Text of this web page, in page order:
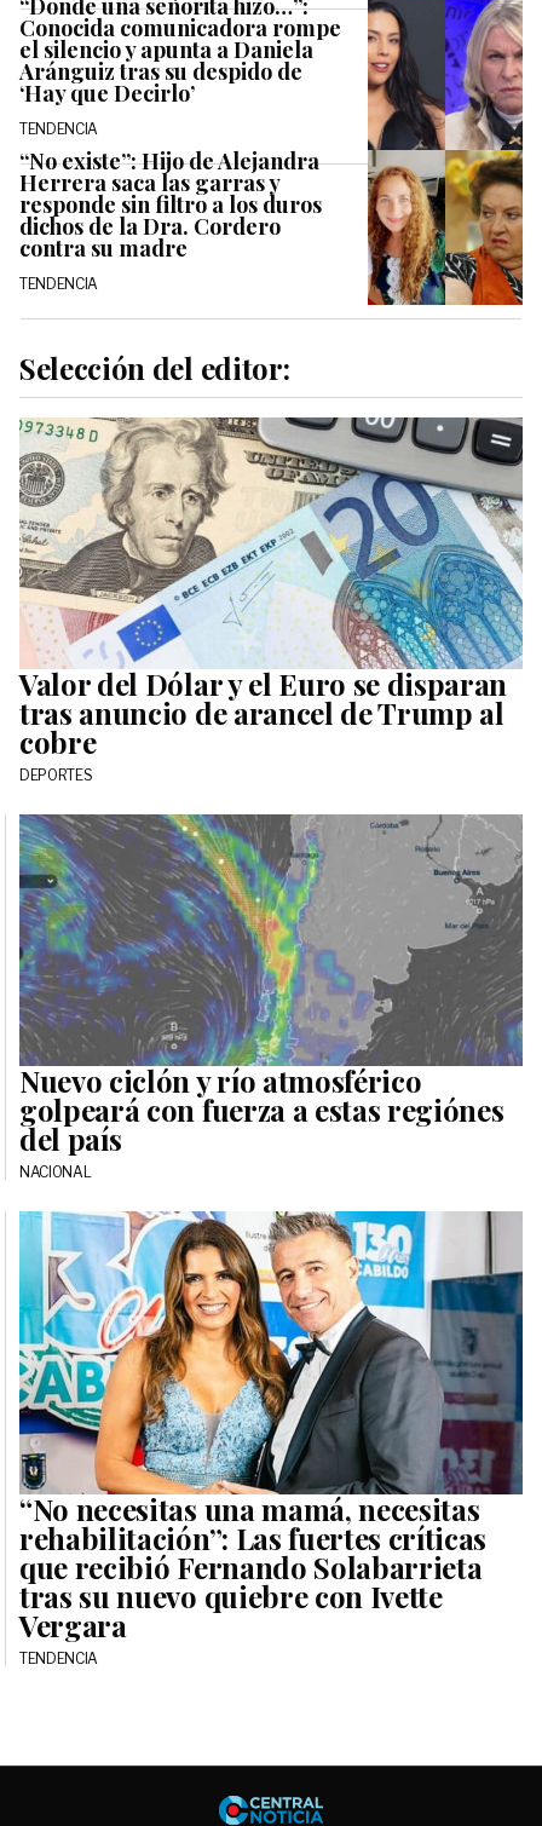
Conocida comunicadora rompe
el silencio y apunta a Daniela
Aránguiz tras su despido de
‘Hay que Decirlo’
TENDENCIA
“No existe”: Hijo de Alejandra
Herrera saca las garras y
responde sin filtro a los duros
dichos de la Dra. Cordero
contra su madre
TENDENCIA
Selección del editor:
Valor del Dólar y el Euro se disparan
tras anuncio de arancel de Trump al
cobre
DEPORTES
Nuevo ciclón y río atmosférico
golpeará con fuerza a estas regiónes
del país
NACIONAL
“No necesitas una mamá, necesitas
rehabilitación”: Las fuertes críticas
que recibió Fernando Solabarrieta
tras su nuevo quiebre con Ivette
Vergara
TENDENCIA